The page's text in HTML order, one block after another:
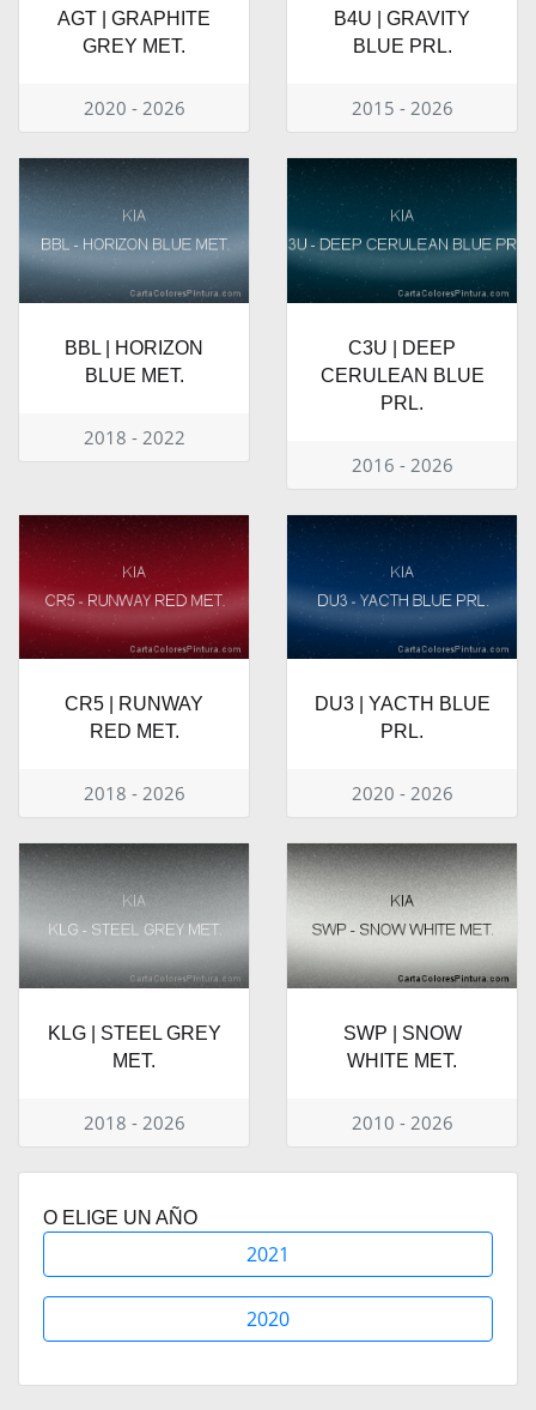
AGT | GRAPHITE
GREY MET.
2020 - 2026
B4U | GRAVITY
BLUE PRL.
2015 - 2026
BBL | HORIZON
BLUE MET.
2018 - 2022
C3U | DEEP
CERULEAN BLUE
PRL.
2016 - 2026
CR5 | RUNWAY
RED MET.
2018 - 2026
DU3 | YACTH BLUE
PRL.
2020 - 2026
KLG | STEEL GREY
MET.
2018 - 2026
SWP | SNOW
WHITE MET.
2010 - 2026
O ELIGE UN AÑO
2021
2020